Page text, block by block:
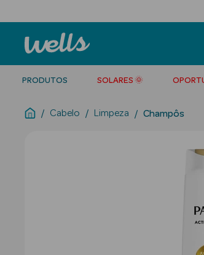
PRODUTOS SOLARES 🌞
Cabelo Limpeza Champôs